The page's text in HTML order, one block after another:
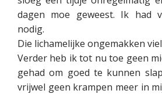
dagen moe geweest. Ik had
nodig.
Die lichamelijke ongemakken
Verder heb ik tot nu toe geen
gehad om goed te kunnen
vrijwel geen krampen meer in